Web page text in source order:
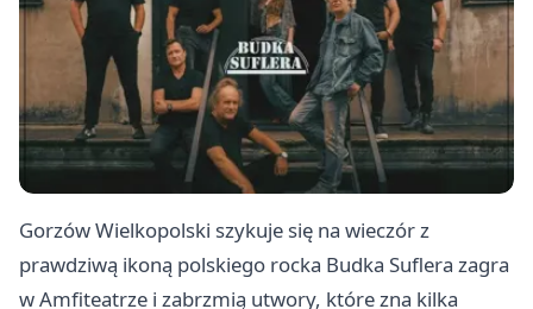
Gorzów Wielkopolski szykuje się na wieczór z
prawdziwą ikoną polskiego rocka Budka Suflera zagra
w Amfiteatrze i zabrzmią utwory, które zna kilka